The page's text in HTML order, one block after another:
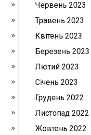
Червень 2023
Травень 2023
Квітень 2023
Березень 2023
Лютий 2023
Січень 2023
Грудень 2022
Листопад 2022
Жовтень 2022